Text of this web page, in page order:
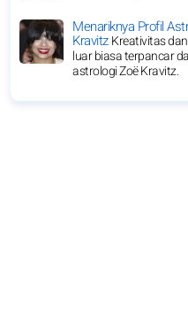
Menariknya Profil
KravitzKreativitas
luar biasa terpancar
astrologi Zoë Kravitz.